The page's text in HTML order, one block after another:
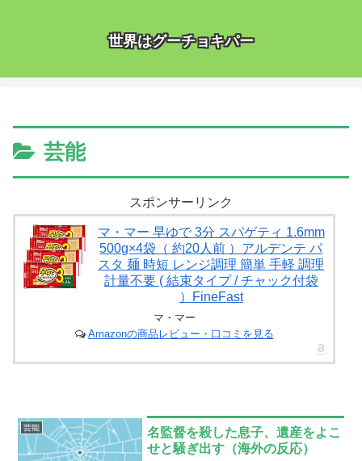
世界はグーチョキパー
芸能
スポンサーリンク
マ・マー 早ゆで 3分 スパゲティ 1.6mm
500g×4袋（ 約20人前 ）アルデンテ パ
スタ 麺 時短 レンジ調理 簡単 手軽 調理
計量不要 ( 結束タイプ / チャック付袋
）FineFast
マ・マー
Amazonの商品レビュー・口コミを見る
芸能
名監督を殺した息子、遺産をよこ
せと騒ぎ出す（海外の反応）